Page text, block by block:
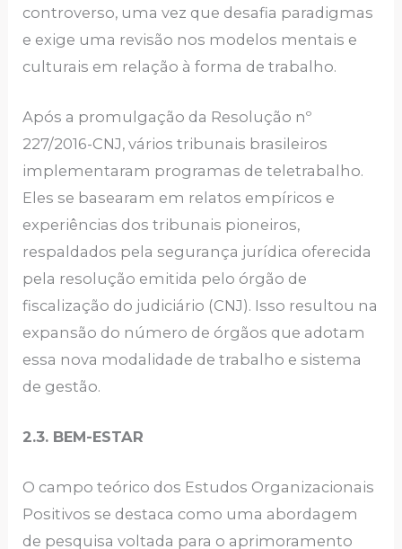
controverso, uma vez que desafia paradigmas
e exige uma revisão nos modelos mentais e
culturais em relação à forma de trabalho.
Após a promulgação da Resolução nº
227/2016-CNJ, vários tribunais brasileiros
implementaram programas de teletrabalho.
Eles se basearam em relatos empíricos e
experiências dos tribunais pioneiros,
respaldados pela segurança jurídica oferecida
pela resolução emitida pelo órgão de
fiscalização do judiciário (CNJ). Isso resultou na
expansão do número de órgãos que adotam
essa nova modalidade de trabalho e sistema
de gestão.
2.3. BEM-ESTAR
O campo teórico dos Estudos Organizacionais
Positivos se destaca como uma abordagem
de pesquisa voltada para o aprimoramento